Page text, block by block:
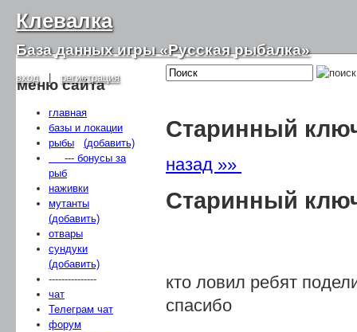
Клевалка
База данных игры «Русская рыбалка»
вход| регистрация
Старинный
назад »»
Старинный
кто ловил ребят
спасибо
меню сайта
главная
базы и локации
рыбы
(добавить)
--- бонусы за
рыб
наживки
мутанты
(добавить)
отвары
сундуки
(добавить)
---------------
чат
Телеграм чат
форум